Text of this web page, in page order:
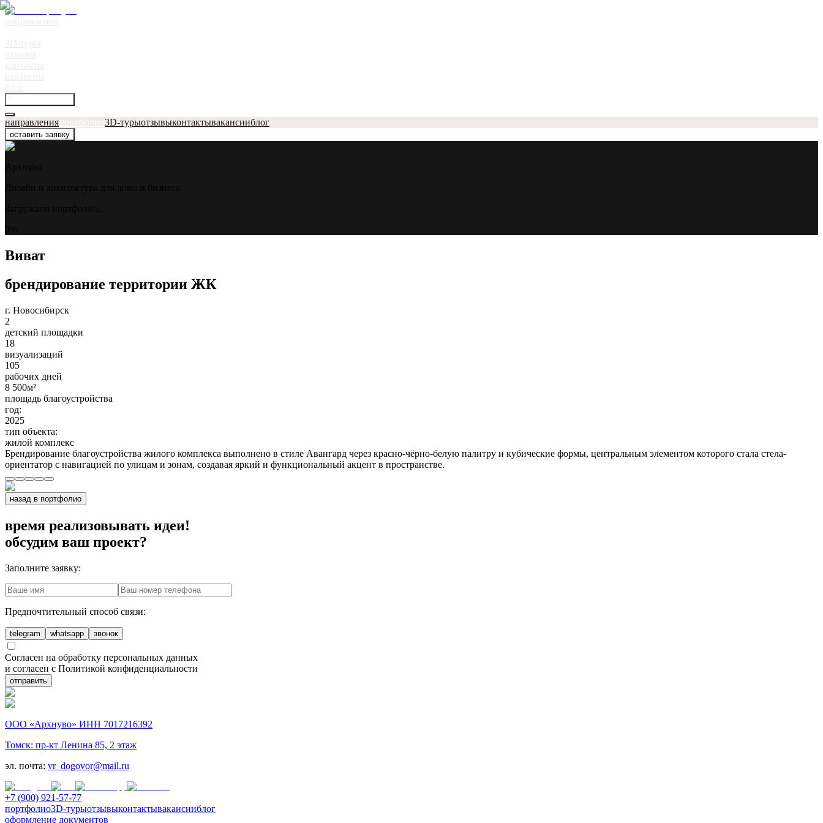
направления 3D-турыотзывыконтактывакансииблог
оставить заявку
Виват
брендирование территории ЖК
г. Новосибирск
2
детский площадки
18
визуализаций
105
рабочих дней
8 500м²
площадь благоустройства
год:
2025
тип объекта:
жилой комплекс
Брендирование благоустройства жилого комплекса выполнено в стиле Авангард через красно-чёрно-белую палитру и кубические формы, центральным элементом которого стала стела-
ориентатор с навигацией по улицам и зонам, создавая яркий и функциональный акцент в пространстве.
назад в портфолио
время реализовывать идеи!
обсудим ваш проект?
Заполните заявку:
Предпочтительный способ связи:
telegram whatsapp звонок
Согласен на обработку персональных данных
и согласен с Политикой конфиденциальности
отправить
ООО «Архнуво» ИНН 7017216392
Томск: пр-кт Ленина 85, 2 этаж
эл. почта: vr_dogovor@mail.ru
+7 (900) 921-57-77
портфолио3D-турыотзывыконтактывакансииблог
оформление документов